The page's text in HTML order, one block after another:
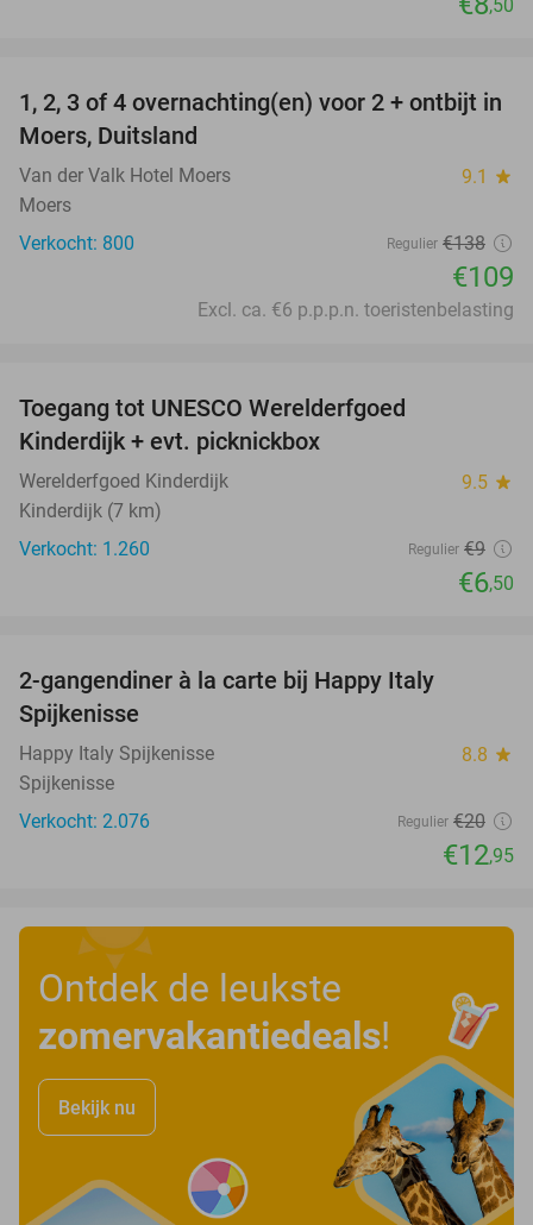
,50
21%
1, 2, 3 of 4 overnachting(en) voor 2 + ontbijt in
Moers, Duitsland
Van der Valk Hotel Moers 9.1 star
Moers
Verkocht: 800
Regulier €138
€109
Excl. ca. €6 p.p.p.n. toeristenbelasting
Toegang tot UNESCO Werelderfgoed
Kinderdijk + evt. picknickbox
Werelderfgoed Kinderdijk 9.5 star
Kinderdijk (7 km)
Verkocht: 1.260
Regulier €9
€6,50
2-gangendiner à la carte bij Happy Italy
Spijkenisse
Happy Italy Spijkenisse 8.8 star
Spijkenisse
Verkocht: 2.076
Regulier €20
€12,95
Ontdek de leukste
zomervakantiedeals!
Bekijk nu